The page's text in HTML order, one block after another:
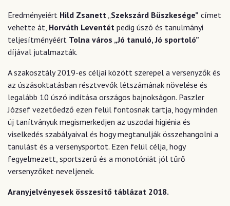
Eredményeiért Hild Zsanett„Szekszárd Büszkesége” címet
vehette át, Horváth Leventét pedig úszó és tanulmányi
teljesítményéért Tolna város „Jó tanuló, Jó sportoló”
díjával jutalmazták.
A szakosztály 2019-es céljai között szerepel a versenyzők és
az úszásoktatásban résztvevők létszámának növelése és
legalább 10 úszó indítása országos bajnokságon. Paszler
József vezetőedző ezen felül fontosnak tartja, hogy minden
új tanítványuk megismerkedjen az uszodai higiénia és
viselkedés szabályaival és hogy megtanulják összehangolni a
tanulást és a versenysportot. Ezen felül célja, hogy
fegyelmezett, sportszerű és a monotóniát jól tűrő
versenyzőket neveljenek.
Aranyjelvényesek összesítő táblázat 2018.